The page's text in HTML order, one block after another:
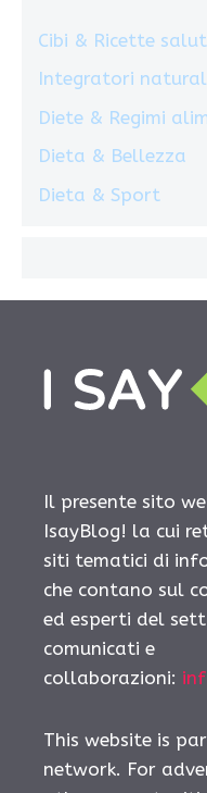
Cibi & Ricette
Integratori
Diete & Regimi
Dieta & Bellezza
Dieta & Sport
Il presente sito
IsayBlog! la cui
siti tematici di
che contano sul
ed esperti del
comunicati e
collaborazioni:
This website is
network. For